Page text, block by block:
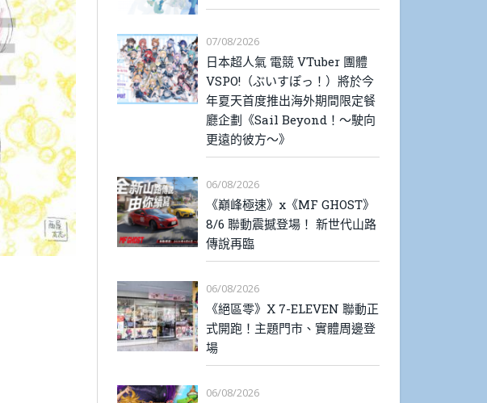
07/08/2026
日本超人氣 電競 VTuber 團體
VSPO!（ぶいすぽっ！）將於今
年夏天首度推出海外期間限定餐
廳企劃《Sail Beyond！～駛向
更遠的彼方～》
06/08/2026
《巔峰極速》x《MF GHOST》
8/6 聯動震撼登場！ 新世代山路
傳說再臨
06/08/2026
《絕區零》X 7-ELEVEN 聯動正
式開跑！主題門市、實體周邊登
場
06/08/2026